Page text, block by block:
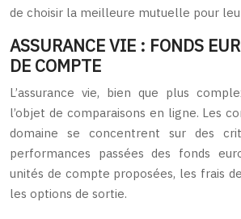
de choisir la meilleure mutuelle pour
ASSURANCE VIE : FONDS
DE COMPTE
L’assurance vie, bien que plus
l’objet de comparaisons en ligne. Les
domaine se concentrent sur des
performances passées des fonds
unités de compte proposées, les frais
les options de sortie.